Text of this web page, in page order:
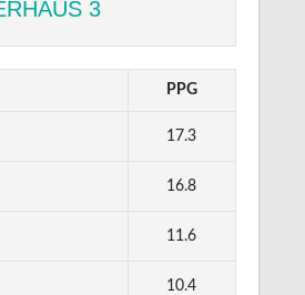
3
PPG
17.3
16.8
11.6
10.4